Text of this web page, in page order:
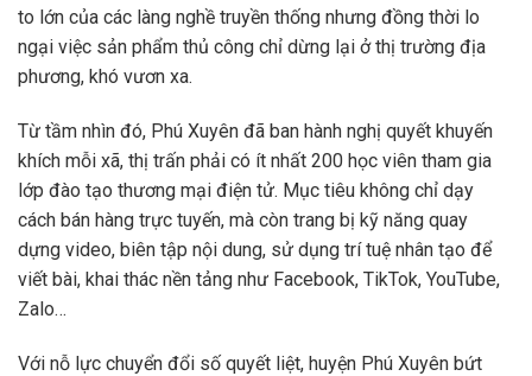
to lớn của các làng nghề truyền thống nhưng đồng thời lo
ngại việc sản phẩm thủ công chỉ dừng lại ở thị trường địa
phương, khó vươn xa.
Từ tầm nhìn đó, Phú Xuyên đã ban hành nghị quyết khuyến
khích mỗi xã, thị trấn phải có ít nhất 200 học viên tham gia
lớp đào tạo thương mại điện tử. Mục tiêu không chỉ dạy
cách bán hàng trực tuyến, mà còn trang bị kỹ năng quay
dựng video, biên tập nội dung, sử dụng trí tuệ nhân tạo để
viết bài, khai thác nền tảng như Facebook, TikTok, YouTube,
Zalo…
Với nỗ lực chuyển đổi số quyết liệt, huyện Phú Xuyên bứt